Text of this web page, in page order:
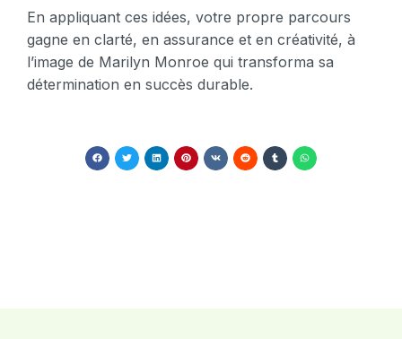
En appliquant ces idées, votre propre parcours
gagne en clarté, en assurance et en créativité, à
l’image de Marilyn Monroe qui transforma sa
détermination en succès durable.